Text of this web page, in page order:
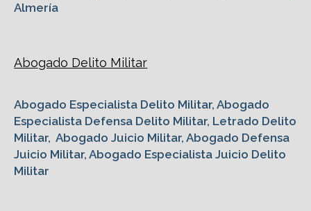
Almería
Abogado Delito Militar
Abogado Especialista Delito Militar, Abogado
Especialista Defensa Delito Militar, Letrado Delito
Militar, Abogado Juicio Militar, Abogado Defensa
Juicio Militar, Abogado Especialista Juicio Delito
Militar